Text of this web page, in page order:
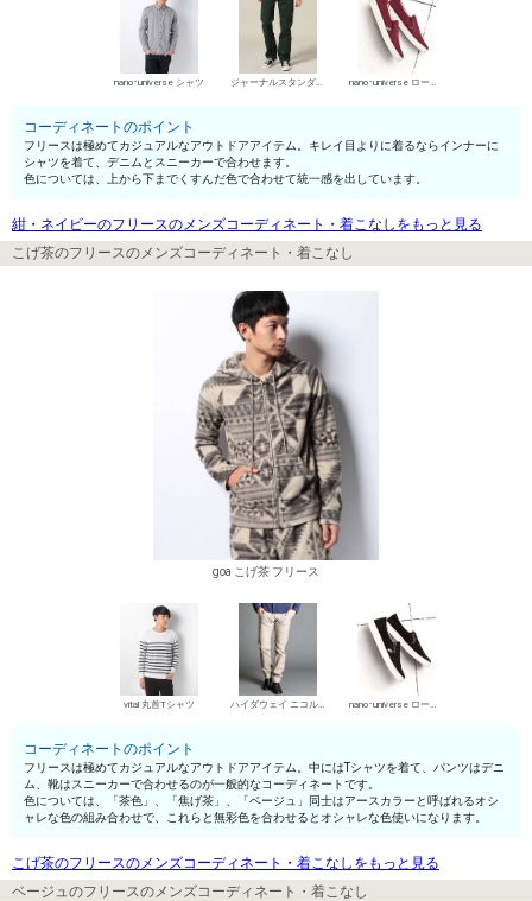
nano･universe シャツ ジャーナルスタンダード デニムパンツ・ジーンズ nano･universe ローカットスニーカー
コーディネートのポイント
フリースは極めてカジュアルなアウトドアアイテム。キレイ目よりに着るならインナーに
シャツを着て、デニムとスニーカーで合わせます。
色については、上から下までくすんだ色で合わせて統一感を出しています。
紺・ネイビーのフリースのメンズコーディネート・着こなしをもっと見る
こげ茶のフリースのメンズコーディネート・着こなし
goa こげ茶 フリース
vital 丸首Tシャツ ハイダウェイ ニコル デニムパンツ・ジーンズ nano･universe ローカットスニーカー
コーディネートのポイント
フリースは極めてカジュアルなアウトドアアイテム。中にはTシャツを着て、パンツはデニ
ム、靴はスニーカーで合わせるのが一般的なコーディネートです。
色については、「茶色」、「焦げ茶」、「ベージュ」同士はアースカラーと呼ばれるオシ
ャレな色の組み合わせで、これらと無彩色を合わせるとオシャレな色使いになります。
こげ茶のフリースのメンズコーディネート・着こなしをもっと見る
ベージュのフリースのメンズコーディネート・着こなし